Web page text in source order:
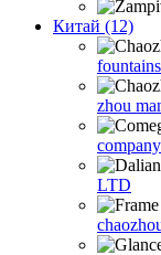
Китай (12)
zhou
company
LTD